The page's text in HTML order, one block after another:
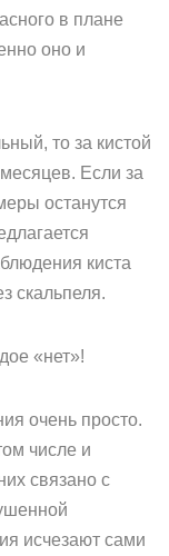
в плане
оно и
то за кистой
Если за
останутся
киста
скальпеля.
«нет»!
очень просто.
числе и
связано с
исчезают сами